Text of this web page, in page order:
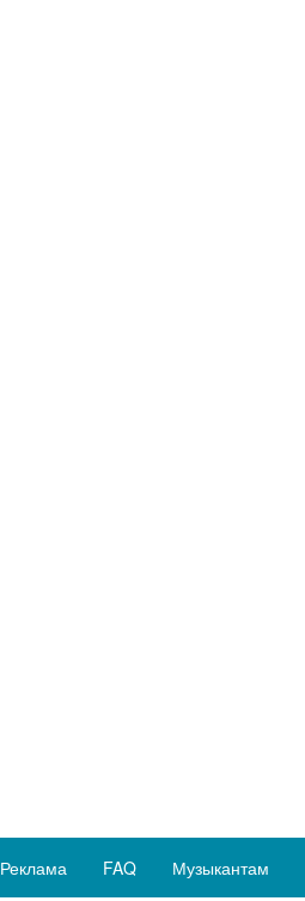
Реклама FAQ Музыкантам